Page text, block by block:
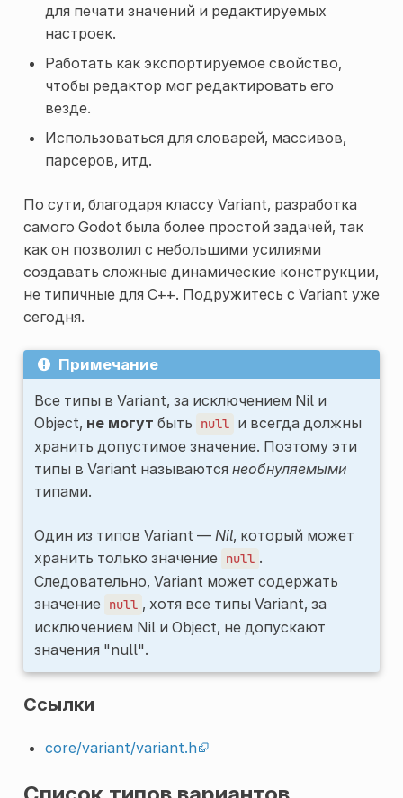
для печати значений и редактируемых
настроек.
Работать как экспортируемое свойство,
чтобы редактор мог редактировать его
везде.
Использоваться для словарей, массивов,
парсеров, итд.
По сути, благодаря классу Variant, разработка
самого Godot была более простой задачей, так
как он позволил с небольшими усилиями
создавать сложные динамические конструкции,
не типичные для C++. Подружитесь с Variant уже
сегодня.
Примечание
Все типы в Variant, за исключением Nil и
Object, не могут быть null и всегда должны
хранить допустимое значение. Поэтому эти
типы в Variant называются необнуляемыми
типами.
Один из типов Variant — Nil, который может
хранить только значение null .
Следовательно, Variant может содержать
значение null , хотя все типы Variant, за
исключением Nil и Object, не допускают
значения "null".
Ссылки
core/variant/variant.h